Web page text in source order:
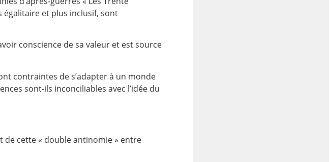
égalitaire et plus inclusif, sont
conscience de sa valeur et est source
contraintes de s’adapter à un monde
sont-ils inconciliables avec l’idée du
de cette « double antinomie » entre